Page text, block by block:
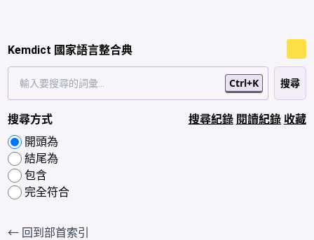
Kemdict 國家語言整合典
Ctrl+K
搜尋方式
開頭為
結尾為
包含
完全符合
搜尋紀錄 閱讀紀錄 收藏
← 回到部首索引